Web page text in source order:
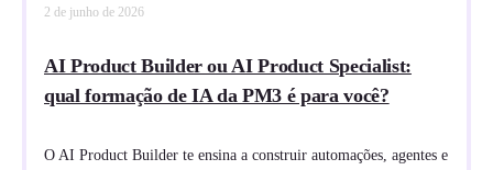
2 de junho de 2026
AI Product Builder ou AI Product Specialist:
qual formação de IA da PM3 é para você?
O AI Product Builder te ensina a construir automações, agentes e